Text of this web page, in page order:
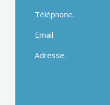
Téléphone.
Email.
Adresse.